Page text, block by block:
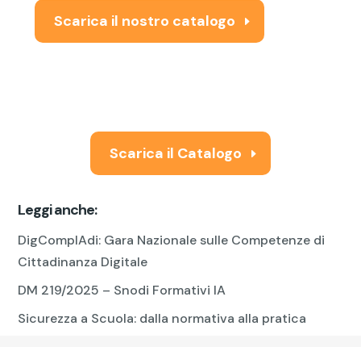
Scarica il nostro catalogo
Scarica il Catalogo
Leggi anche:
DigCompIAdi: Gara Nazionale sulle Competenze di
Cittadinanza Digitale
DM 219/2025 – Snodi Formativi IA
Sicurezza a Scuola: dalla normativa alla pratica